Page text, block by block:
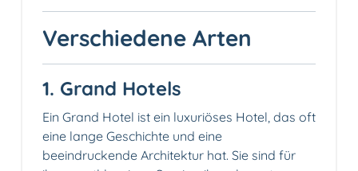
Verschiedene Arten
1. Grand Hotels
Ein Grand Hotel ist ein luxuriöses Hotel, das oft
eine lange Geschichte und eine
beeindruckende Architektur hat. Sie sind für